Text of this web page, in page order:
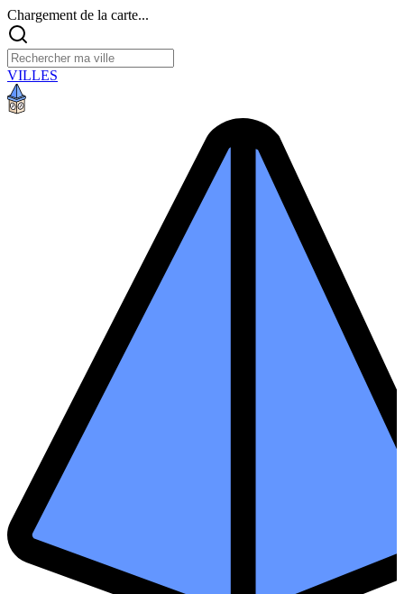
Chargement de la carte...
VILLES